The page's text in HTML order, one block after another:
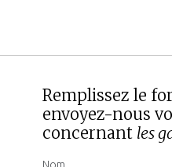
Remplissez le
envoyez-nous
concernant les